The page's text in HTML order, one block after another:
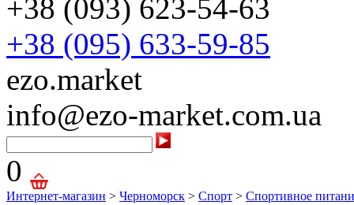
+38 (093) 623-54-63
+38 (095) 633-59-85
ezo.market
info@ezo-market.com.ua
0
Интернет-магазин > Черноморск > Спорт > Спортивное